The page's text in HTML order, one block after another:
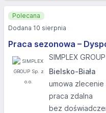
Praca sezonowa –
SIMPLEX
Bielsko-Biała
umowa zlecenie
praca zdalna
bez
Polecana
Dodana 10 sierpnia